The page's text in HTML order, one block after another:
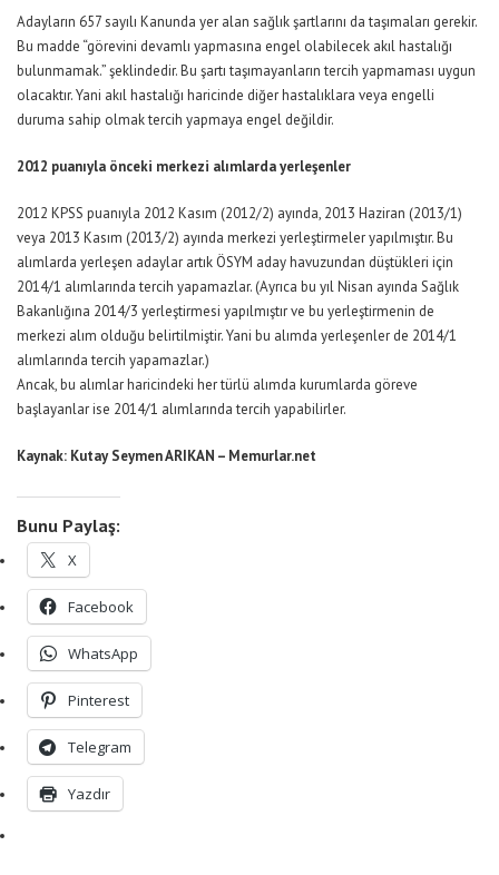
Adayların 657 sayılı Kanunda yer alan sağlık şartlarını da taşımaları gerekir.
Bu madde “görevini devamlı yapmasına engel olabilecek akıl hastalığı
bulunmamak.” şeklindedir. Bu şartı taşımayanların tercih yapmaması uygun
olacaktır. Yani akıl hastalığı haricinde diğer hastalıklara veya engelli
duruma sahip olmak tercih yapmaya engel değildir.
2012 puanıyla önceki merkezi alımlarda yerleşenler
2012 KPSS puanıyla 2012 Kasım (2012/2) ayında, 2013 Haziran (2013/1)
veya 2013 Kasım (2013/2) ayında merkezi yerleştirmeler yapılmıştır. Bu
alımlarda yerleşen adaylar artık ÖSYM aday havuzundan düştükleri için
2014/1 alımlarında tercih yapamazlar. (Ayrıca bu yıl Nisan ayında Sağlık
Bakanlığına 2014/3 yerleştirmesi yapılmıştır ve bu yerleştirmenin de
merkezi alım olduğu belirtilmiştir. Yani bu alımda yerleşenler de 2014/1
alımlarında tercih yapamazlar.)
Ancak, bu alımlar haricindeki her türlü alımda kurumlarda göreve
başlayanlar ise 2014/1 alımlarında tercih yapabilirler.
Kaynak: Kutay Seymen ARIKAN – Memurlar.net
Bunu Paylaş:
X
Facebook
WhatsApp
Pinterest
Telegram
Yazdır